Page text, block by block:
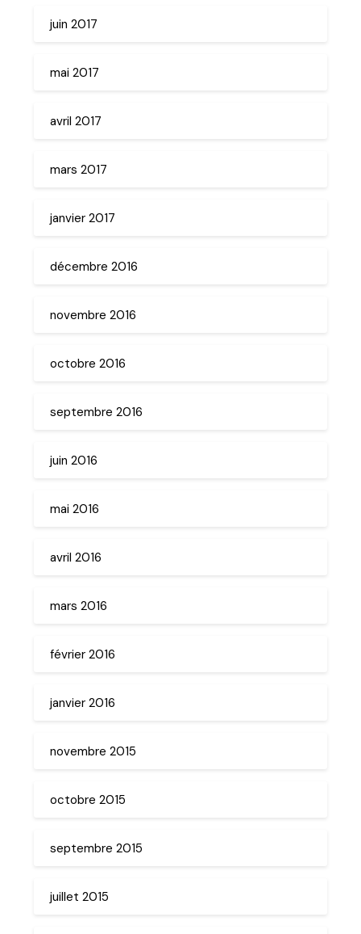
juin 2017
mai 2017
avril 2017
mars 2017
janvier 2017
décembre 2016
novembre 2016
octobre 2016
septembre 2016
juin 2016
mai 2016
avril 2016
mars 2016
février 2016
janvier 2016
novembre 2015
octobre 2015
septembre 2015
juillet 2015